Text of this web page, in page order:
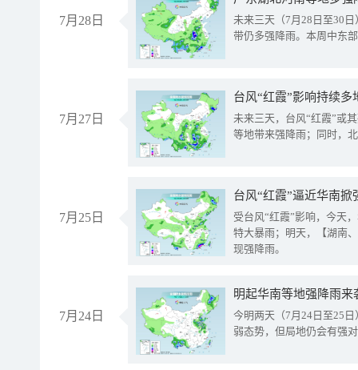
7月28日
未来三天（7月28日至30
带仍多强降雨。本周中东
7月27日
台风“红霞”影响持续
未来三天，台风“红霞”或
等地带来强降雨；同时，
7月25日
台风“红霞”逼近华南
受台风“红霞”影响，今天
特大暴雨；明天，【湖南
现强降雨。
7月24日
明起华南等地强降雨
今明两天（7月24日至25
弱态势，但局地仍会有强